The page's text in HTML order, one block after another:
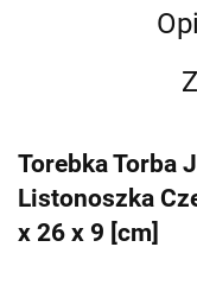
Torebka Torba
Listonoszka
x 26 x 9 [cm]